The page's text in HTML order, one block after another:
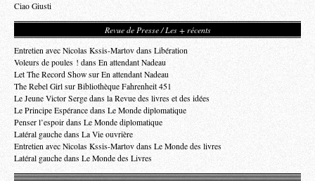
Ciao Giusti
Revue de Presse / Les + récents
Entretien avec Nicolas Kssis-Martov dans Libération
Voleurs de poules ! dans En attendant Nadeau
Let The Record Show sur En attendant Nadeau
The Rebel Girl sur Bibliothèque Fahrenheit 451
Le Jeune Victor Serge dans la Revue des livres et des idées
Le Principe Espérance dans Le Monde diplomatique
Penser l’espoir dans Le Monde diplomatique
Latéral gauche dans La Vie ouvrière
Entretien avec Nicolas Kssis-Martov dans Le Monde des livres
Latéral gauche dans Le Monde des Livres